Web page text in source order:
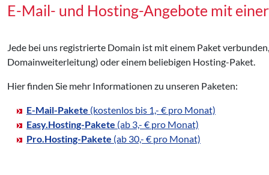
E-Mail- und Hosting-Angebote mit
Jede bei uns registrierte Domain ist mit einem Paket
Domainweiterleitung) oder einem beliebigen Hosting-Paket.
Hier finden Sie mehr Informationen zu unseren Paketen:
E-Mail-Pakete (kostenlos bis 1,- € pro Monat)
Easy.Hosting-Pakete (ab 3,- € pro Monat)
Pro.Hosting-Pakete (ab 30,- € pro Monat)